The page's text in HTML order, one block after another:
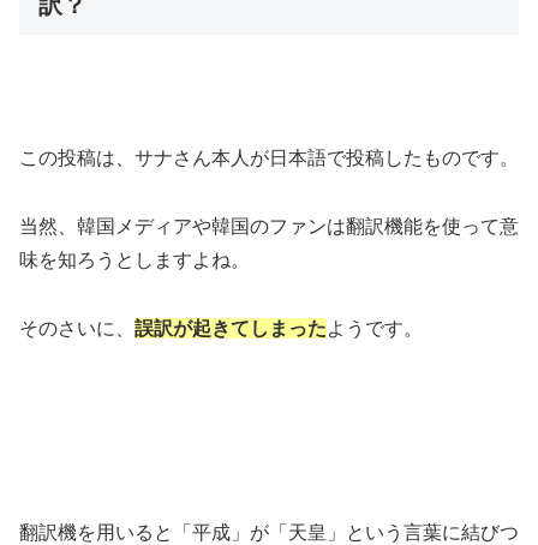
この投稿は、サナさん本人が日本語で投稿したものです。
当然、韓国メディアや韓国のファンは翻訳機能を使って意
味を知ろうとしますよね。
そのさいに、 誤訳が起きてしまったようです。
翻訳機を用いると「平成」が「天皇」という言葉に結びつ